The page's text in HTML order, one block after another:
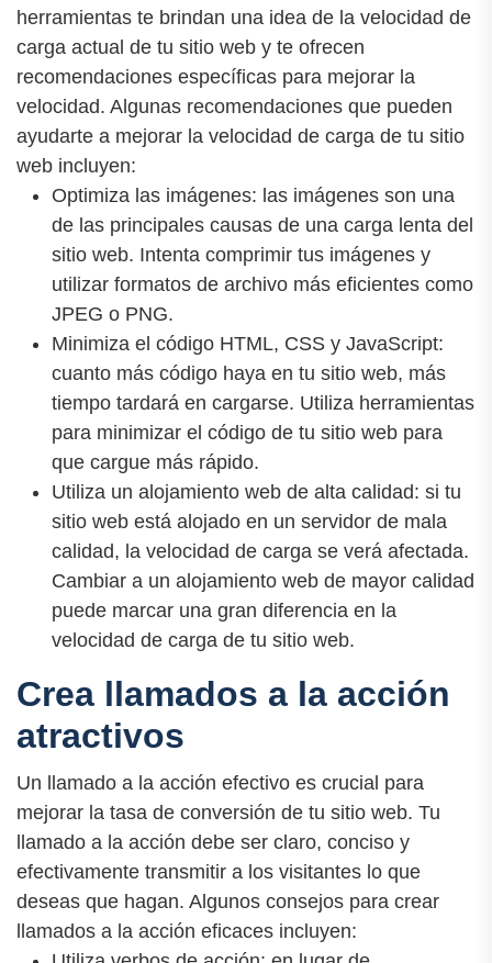
herramientas te brindan una idea de la velocidad de
carga actual de tu sitio web y te ofrecen
recomendaciones específicas para mejorar la
velocidad. Algunas recomendaciones que pueden
ayudarte a mejorar la velocidad de carga de tu sitio
web incluyen:
Optimiza las imágenes: las imágenes son una
de las principales causas de una carga lenta del
sitio web. Intenta comprimir tus imágenes y
utilizar formatos de archivo más eficientes como
JPEG o PNG.
Minimiza el código HTML, CSS y JavaScript:
cuanto más código haya en tu sitio web, más
tiempo tardará en cargarse. Utiliza herramientas
para minimizar el código de tu sitio web para
que cargue más rápido.
Utiliza un alojamiento web de alta calidad: si tu
sitio web está alojado en un servidor de mala
calidad, la velocidad de carga se verá afectada.
Cambiar a un alojamiento web de mayor calidad
puede marcar una gran diferencia en la
velocidad de carga de tu sitio web.
Crea llamados a la acción
atractivos
Un llamado a la acción efectivo es crucial para
mejorar la tasa de conversión de tu sitio web. Tu
llamado a la acción debe ser claro, conciso y
efectivamente transmitir a los visitantes lo que
deseas que hagan. Algunos consejos para crear
llamados a la acción eficaces incluyen: